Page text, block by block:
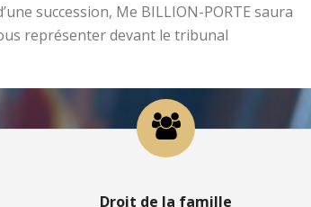
succession, Me BILLION-PORTE saura
représenter devant le tribunal
Droit de la famille